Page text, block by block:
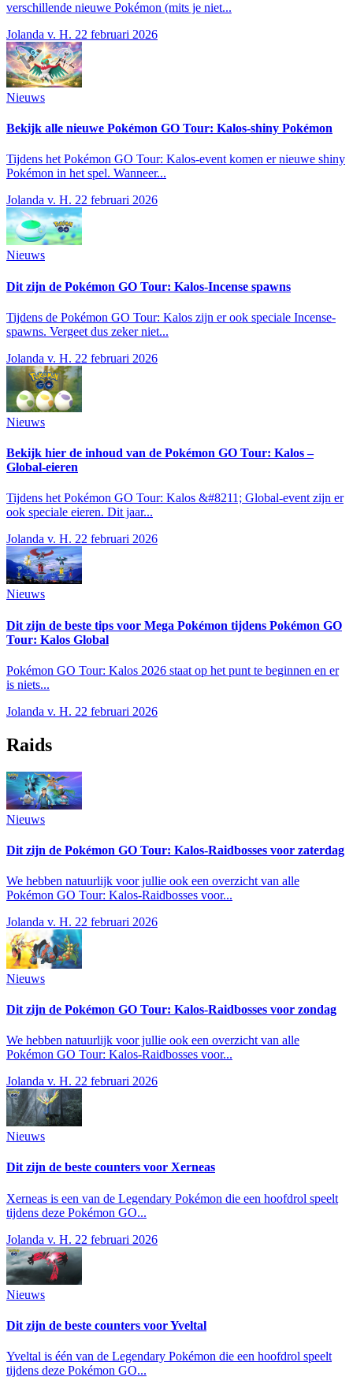
verschillende nieuwe Pokémon (mits je niet...
Jolanda v. H. 22 februari 2026
Nieuws
Bekijk alle nieuwe Pokémon GO Tour: Kalos-shiny Pokémon
Tijdens het Pokémon GO Tour: Kalos-event komen er nieuwe shiny
Pokémon in het spel. Wanneer...
Jolanda v. H. 22 februari 2026
Nieuws
Dit zijn de Pokémon GO Tour: Kalos-Incense spawns
Tijdens de Pokémon GO Tour: Kalos zijn er ook speciale Incense-
spawns. Vergeet dus zeker niet...
Jolanda v. H. 22 februari 2026
Nieuws
Bekijk hier de inhoud van de Pokémon GO Tour: Kalos –
Global-eieren
Tijdens het Pokémon GO Tour: Kalos &#8211; Global-event zijn er
ook speciale eieren. Dit jaar...
Jolanda v. H. 22 februari 2026
Nieuws
Dit zijn de beste tips voor Mega Pokémon tijdens Pokémon GO
Tour: Kalos Global
Pokémon GO Tour: Kalos 2026 staat op het punt te beginnen en er
is niets...
Jolanda v. H. 22 februari 2026
Raids
Nieuws
Dit zijn de Pokémon GO Tour: Kalos-Raidbosses voor zaterdag
We hebben natuurlijk voor jullie ook een overzicht van alle
Pokémon GO Tour: Kalos-Raidbosses voor...
Jolanda v. H. 22 februari 2026
Nieuws
Dit zijn de Pokémon GO Tour: Kalos-Raidbosses voor zondag
We hebben natuurlijk voor jullie ook een overzicht van alle
Pokémon GO Tour: Kalos-Raidbosses voor...
Jolanda v. H. 22 februari 2026
Nieuws
Dit zijn de beste counters voor Xerneas
Xerneas is een van de Legendary Pokémon die een hoofdrol speelt
tijdens deze Pokémon GO...
Jolanda v. H. 22 februari 2026
Nieuws
Dit zijn de beste counters voor Yveltal
Yveltal is één van de Legendary Pokémon die een hoofdrol speelt
tijdens deze Pokémon GO...